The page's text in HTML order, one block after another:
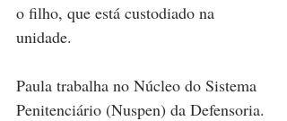
o filho, que está custodiado na
unidade.
Paula trabalha no Núcleo do Sistema
Penitenciário (Nuspen) da Defensoria.